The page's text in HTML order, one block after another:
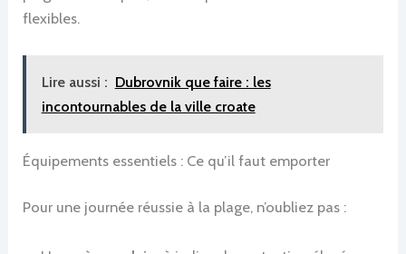
flexibles.
Lire aussi : Dubrovnik que faire : les
incontournables de la ville croate
Équipements essentiels : Ce qu’il faut emporter
Pour une journée réussie à la plage, n’oubliez pas :